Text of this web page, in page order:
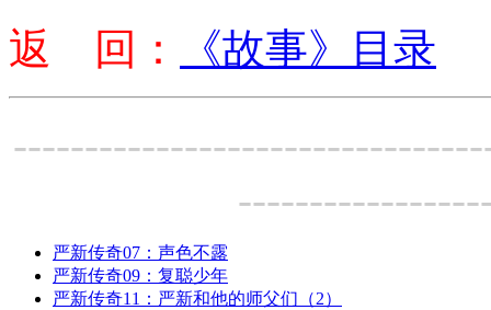
返 回：
《故事》目录
严新传奇07：声色不露
严新传奇09：复聪少年
严新传奇11：严新和他的师父们（2）